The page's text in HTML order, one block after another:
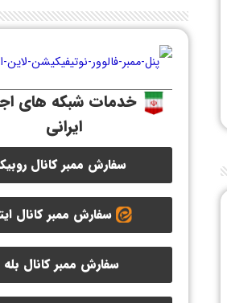
خدمات شبکه های
ایرانی
سفارش ممبر کانال
سفارش ممبر کانال
سفارش ممبر کانال بله